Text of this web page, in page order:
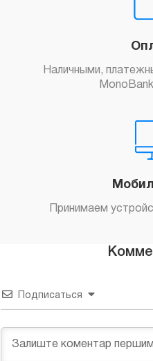
Наличными,
Принимаем
Подписаться